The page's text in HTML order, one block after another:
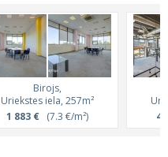
Birojs,
Uriekstes iela, 257m²
1 883 € (7.3 €/m²)
4